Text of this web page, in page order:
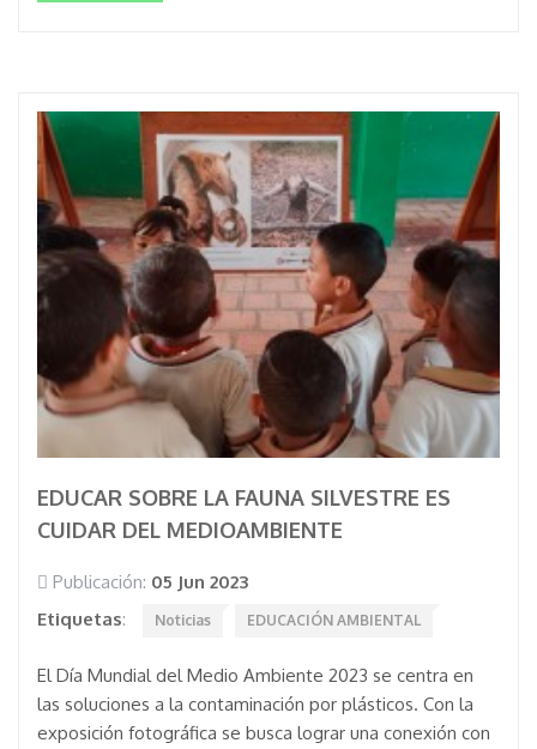
EDUCAR SOBRE LA FAUNA SILVESTRE ES
CUIDAR DEL MEDIOAMBIENTE
Publicación: 05 Jun 2023
Etiquetas: Noticias EDUCACIÓN AMBIENTAL
El Día Mundial del Medio Ambiente 2023 se centra en
las soluciones a la contaminación por plásticos. Con la
exposición fotográfica se busca lograr una conexión con